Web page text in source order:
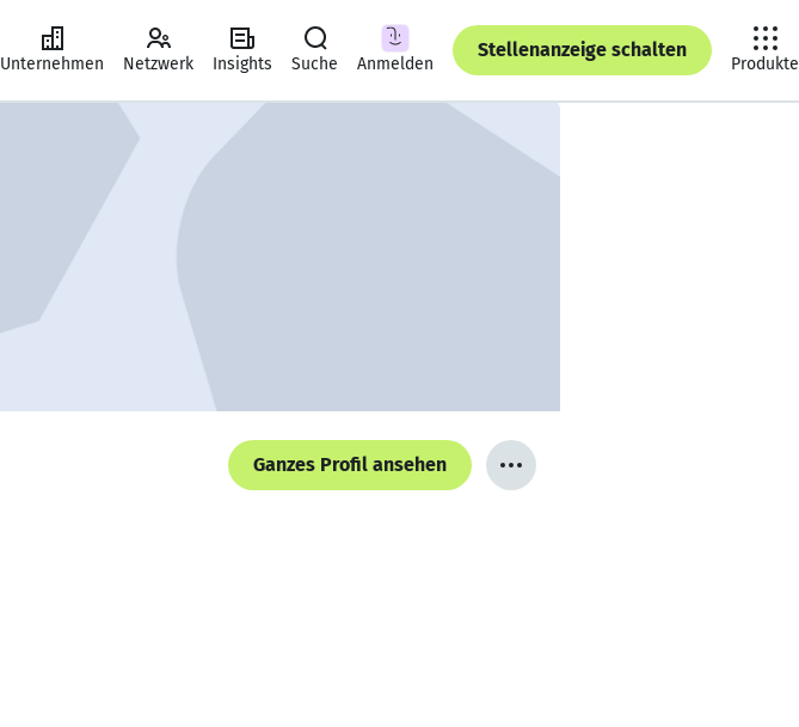
Unternehmen Netzwerk Insights Suche Anmelden
Stellenanzeige schalten
Produkte
Ganzes Profil ansehen